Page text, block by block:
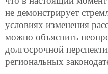
не демонстрирует
условиях изменения
можно объяснить
долгосрочной
региональных